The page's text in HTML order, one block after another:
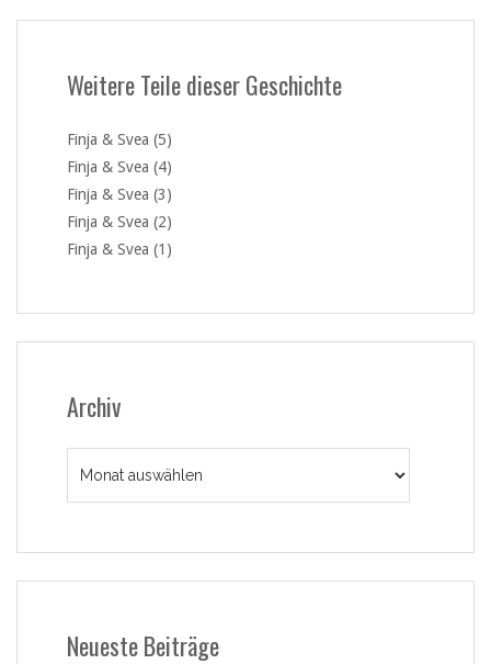
Weitere Teile dieser Geschichte
Finja & Svea (5)
Finja & Svea (4)
Finja & Svea (3)
Finja & Svea (2)
Finja & Svea (1)
Archiv
Neueste Beiträge